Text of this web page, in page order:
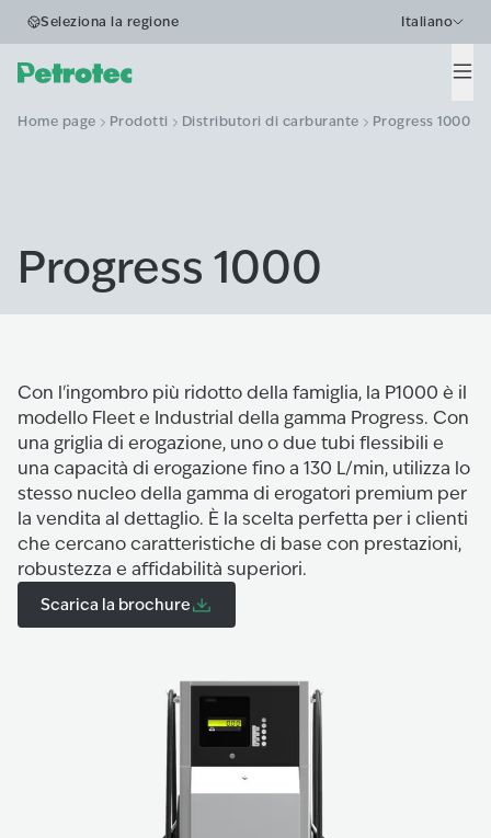
Seleziona la regione Italiano
Home page Prodotti Distributori di carburante Progress 1000
Progress 1000
Con l'ingombro più ridotto della famiglia, la P1000 è il
modello Fleet e Industrial della gamma Progress. Con
una griglia di erogazione, uno o due tubi flessibili e
una capacità di erogazione fino a 130 L/min, utilizza lo
stesso nucleo della gamma di erogatori premium per
la vendita al dettaglio. È la scelta perfetta per i clienti
che cercano caratteristiche di base con prestazioni,
robustezza e affidabilità superiori.
Scarica la brochure